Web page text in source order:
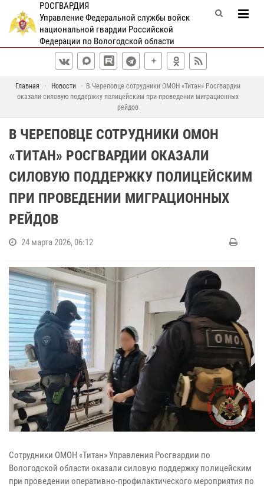
РОСГВАРДИЯ
Управление Федеральной службы войск
национальной гвардии Российской
Федерации по Вологодской области
Главная Новости
В Череповце сотрудники ОМОН «Титан» Росгвардии
оказали силовую поддержку полицейским при проведении миграционных
рейдов
В ЧЕРЕПОВЦЕ СОТРУДНИКИ ОМОН
«ТИТАН» РОСГВАРДИИ ОКАЗАЛИ
СИЛОВУЮ ПОДДЕРЖКУ ПОЛИЦЕЙСКИМ
ПРИ ПРОВЕДЕНИИ МИГРАЦИОННЫХ
РЕЙДОВ
24 марта 2026, 06:12
Сотрудники ОМОН «Титан» Управления Росгвардии по
Вологодской области оказали силовую поддержку полицейским
при проведении оперативно-профилактического мероприятия по